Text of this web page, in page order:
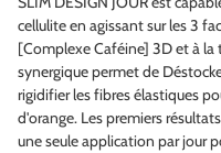
cellulite en agissant sur les 3
[Complexe Caféine] 3D et à
synergique permet de
rigidifier les fibres élastiques
d'orange. Les premiers
une seule application par jour